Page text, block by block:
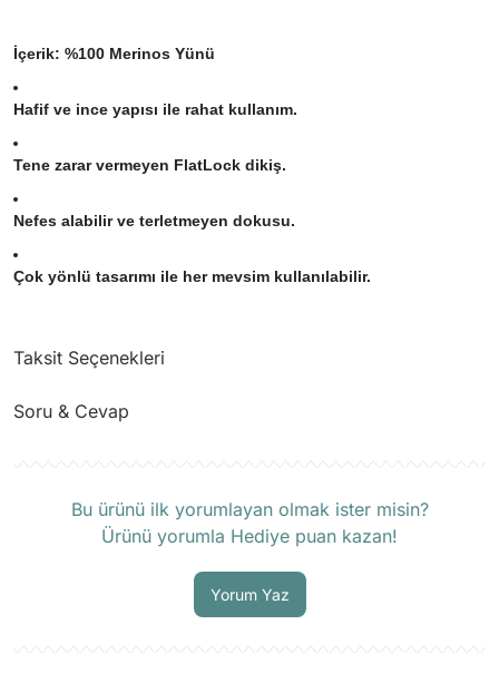
İçerik: %100 Merinos Yünü
Hafif ve ince yapısı ile rahat kullanım.
Tene zarar vermeyen FlatLock dikiş.
Nefes alabilir ve terletmeyen dokusu.
Çok yönlü tasarımı ile her mevsim kullanılabilir.
Taksit Seçenekleri
Soru & Cevap
Bu ürünü ilk yorumlayan olmak ister misin?
Ürünü yorumla Hediye puan kazan!
Yorum Yaz